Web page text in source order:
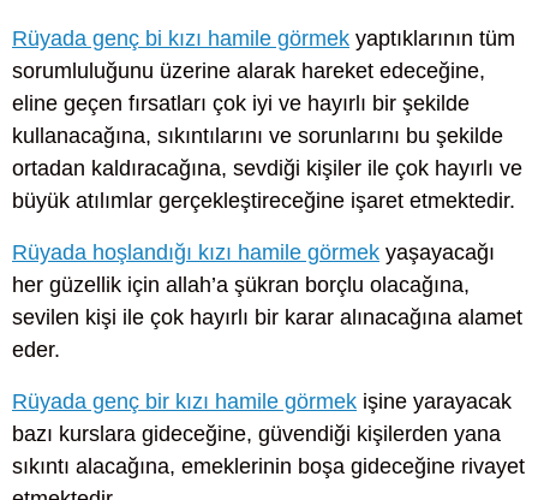
Rüyada genç bi kızı hamile görmek yaptıklarının tüm
sorumluluğunu üzerine alarak hareket edeceğine,
eline geçen fırsatları çok iyi ve hayırlı bir şekilde
kullanacağına, sıkıntılarını ve sorunlarını bu şekilde
ortadan kaldıracağına, sevdiği kişiler ile çok hayırlı ve
büyük atılımlar gerçekleştireceğine işaret etmektedir.
Rüyada hoşlandığı kızı hamile görmek yaşayacağı
her güzellik için allah’a şükran borçlu olacağına,
sevilen kişi ile çok hayırlı bir karar alınacağına alamet
eder.
Rüyada genç bir kızı hamile görmek işine yarayacak
bazı kurslara gideceğine, güvendiği kişilerden yana
sıkıntı alacağına, emeklerinin boşa gideceğine rivayet